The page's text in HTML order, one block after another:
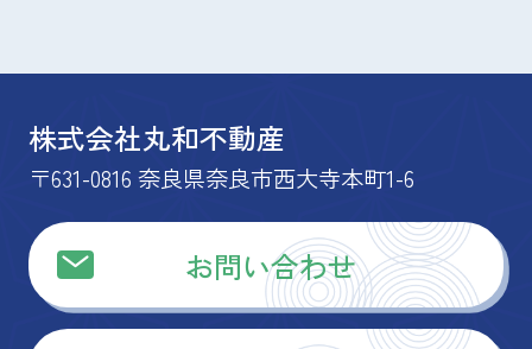
株式会社丸和不動産
〒631-0816 奈良県奈良市西大寺本町1-6
お問い合わせ